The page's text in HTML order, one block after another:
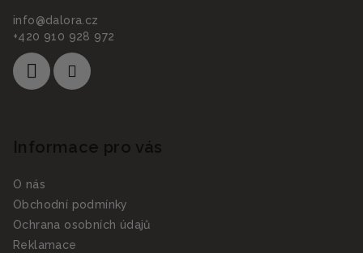
info@dalora.cz
+420 910 928 972
Informace pro vás
O nás
Obchodní podmínky
Ochrana osobních údajů
Reklamace